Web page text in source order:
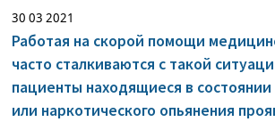
30 03 2021
Работая на скорой помощи
часто сталкиваются с такой
пациенты находящиеся в состоянии
или наркотического опьянения